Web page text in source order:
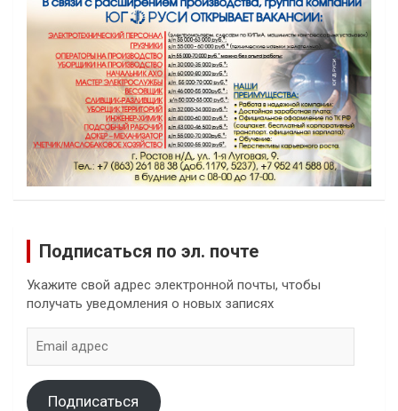
Подписаться по эл. почте
Укажите свой адрес электронной почты, чтобы
получать уведомления о новых записях
адрес
Подписаться